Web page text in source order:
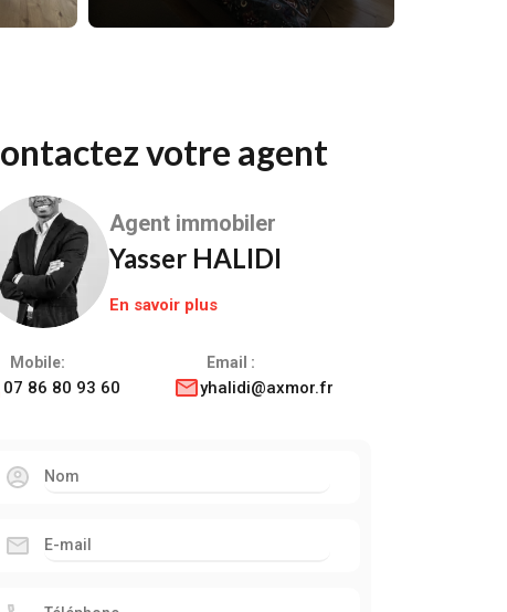
Contactez votre agent
Agent immobiler
Yasser HALIDI
En savoir plus
Mobile:
07 86 80 93 60
Email :
yhalidi@axmor.fr